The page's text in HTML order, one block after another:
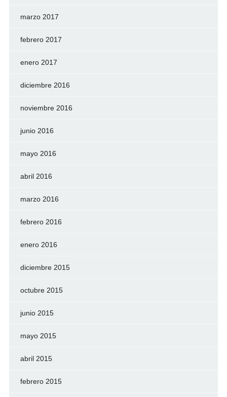
marzo 2017
febrero 2017
enero 2017
diciembre 2016
noviembre 2016
junio 2016
mayo 2016
abril 2016
marzo 2016
febrero 2016
enero 2016
diciembre 2015
octubre 2015
junio 2015
mayo 2015
abril 2015
febrero 2015